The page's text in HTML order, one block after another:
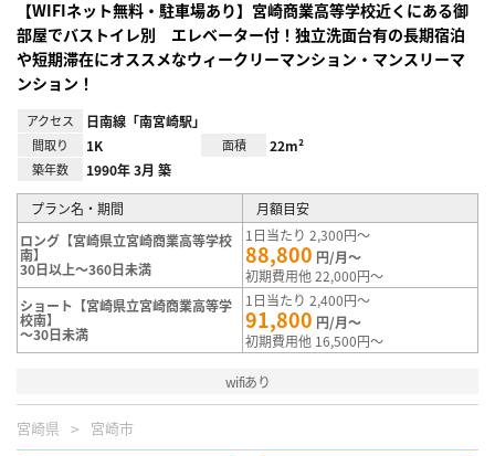
【WIFIネット無料・駐車場あり】宮崎商業高等学校近くにある御
部屋でバストイレ別 エレベーター付！独立洗面台有の長期宿泊
や短期滞在にオススメなウィークリーマンション・マンスリーマ
ンション！
アクセス 日南線「南宮崎駅」
間取り 1K 面積 22m²
築年数 1990年 3月 築
プラン名・期間
月額目安
ロング【宮崎県立宮崎商業高等学校
南】
30日以上～360日未満
1日当たり 2,300円～
88,800 円/月～
初期費用他 22,000円～
ショート【宮崎県立宮崎商業高等学
校南】
～30日未満
1日当たり 2,400円～
91,800 円/月～
初期費用他 16,500円～
wifiあり
宮崎県 宮崎市